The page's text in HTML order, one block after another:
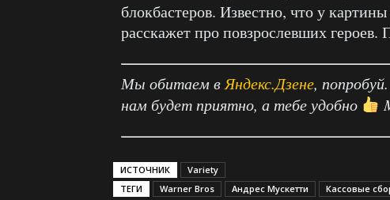
блокбастеров. Известно, что у картины
расскажет про повзрослевших героев.
Мы обитаем в Яндекс.Дзене,
нам будет приятно, а тебе удобно
ИСТОЧНИК
Variety
ТЕГИ
Warner Bros Андрес Мускетти Кассовые